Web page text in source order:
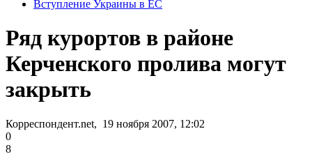
Вступление Украины в ЕС
Ряд курортов в районе
Керченского пролива могут
закрыть
Корреспондент.net, 19 ноября 2007, 12:02
0
8